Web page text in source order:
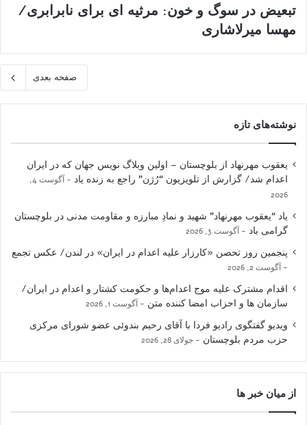
تبعیض در سوگ و خون: مرثیه ای برای نابرابری/
مهسا میرلاشاری
صفحه بعدی
نوشته‌های تازه
یعقوب مهرنهاد از بلوچستان – اولین وبلاگ نویس جهان که در ایران
اعدام شد/ گزارش از تلویزیون “رُژن” راجع به زنده یاد
آگوست 4,
2026
یاد “یعقوب مهرنهاد” شهید و نمادِ مبارزه و مقاومت مدنی در بلوچستان
گرامی باد
آگوست 3, 2026
پنجمین روز تحصن «کارزار علیه اعدام در ایران» در لندن/ عکس تجمع
آگوست 2, 2026
اقدام مشترک علیه موج اعدام‌ها و حکومت کشتار و اعدام در ایران/
سازمان ها و احزاب امضا کننده متن
آگوست 1, 2026
ویدیو گفتگوی رادیو فردا با آقای رحیم بندوئی عضو شورای مرکزی
حزب مردم بلوچستان
جولای 28, 2026
از میان خبر ها